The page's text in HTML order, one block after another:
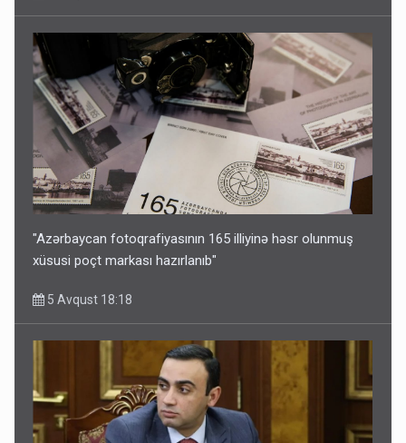
"Azərbaycan fotoqrafiyasının 165 illiyinə həsr olunmuş
xüsusi poçt markası hazırlanıb"
5 Avqust 18:18